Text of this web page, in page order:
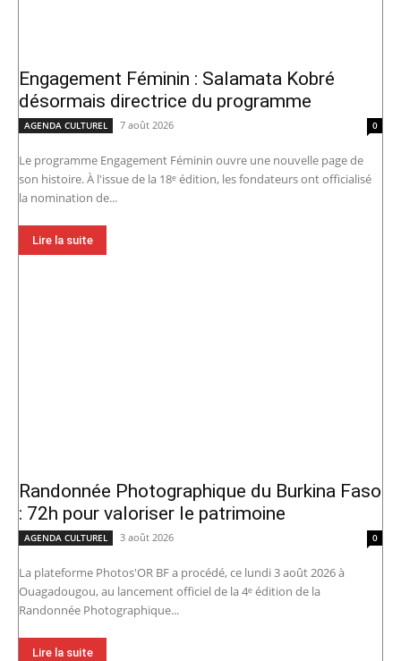
Engagement Féminin : Salamata Kobré
désormais directrice du programme
AGENDA CULTUREL 7 août 2026 0
Le programme Engagement Féminin ouvre une nouvelle page de
son histoire. À l'issue de la 18ᵉ édition, les fondateurs ont officialisé
la nomination de...
Lire la suite
Randonnée Photographique du Burkina Faso
: 72h pour valoriser le patrimoine
AGENDA CULTUREL 3 août 2026 0
La plateforme Photos'OR BF a procédé, ce lundi 3 août 2026 à
Ouagadougou, au lancement officiel de la 4ᵉ édition de la
Randonnée Photographique...
Lire la suite